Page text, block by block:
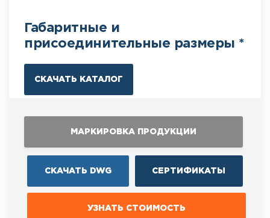
Габаритные и
присоединительные размеры *
СКАЧАТЬ КАТАЛОГ
МАРКИРОВКА ПРОДУКЦИИ
СКАЧАТЬ DWG СЕРТИФИКАТЫ
УЗНАТЬ СТОИМОСТЬ